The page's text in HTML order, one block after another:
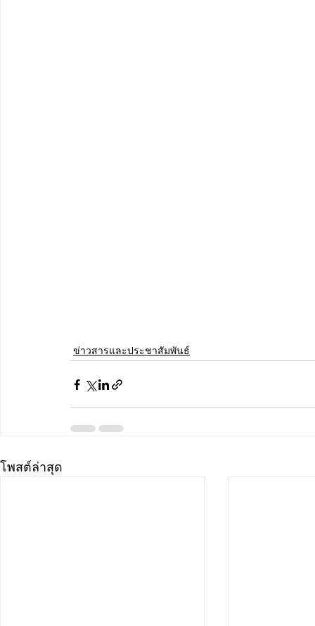
ข่าวสารและประชาสัมพันธ์
โพสต์ล่าสุด